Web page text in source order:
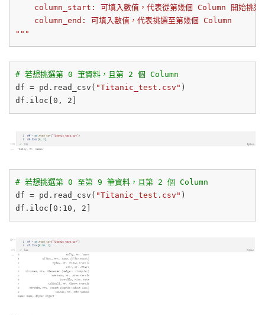
    column_start: 可填入數值，代表從第幾個 Column 開始挑選
    column_end: 可填入數值，代表挑選至第幾個 Column
"""
# 若想挑選第 0 筆資料，且第 2 個 Column
df = pd.read_csv( "Titanic_test.csv" )
df.iloc[ 0 , 2
# 若想挑選第 0 至第 9 筆資料，且第 2 個 Column
df = pd.read_csv( "Titanic_test.csv" )
df.iloc[0 : 10 , 2